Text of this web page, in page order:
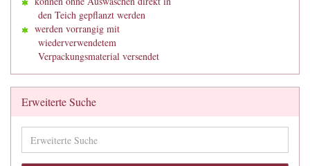
den Teich gepflanzt werden
werden vorrangig mit
wiederverwendetem
Verpackungsmaterial versendet
Erweiterte Suche
Suche